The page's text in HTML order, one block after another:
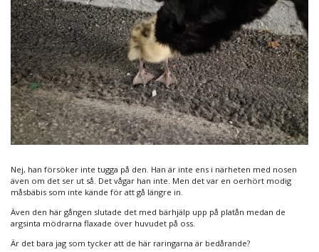
Nej, han försöker inte tugga på den. Han är inte ens i närheten med nosen
även om det ser ut så. Det vågar han inte. Men det var en oerhört modig
måsbäbis som inte kände för att gå längre in.
Även den här gången slutade det med bärhjälp upp på platån medan de
argsinta mödrarna flaxade över huvudet på oss.
Är det bara jag som tycker att de här raringarna är bedårande?